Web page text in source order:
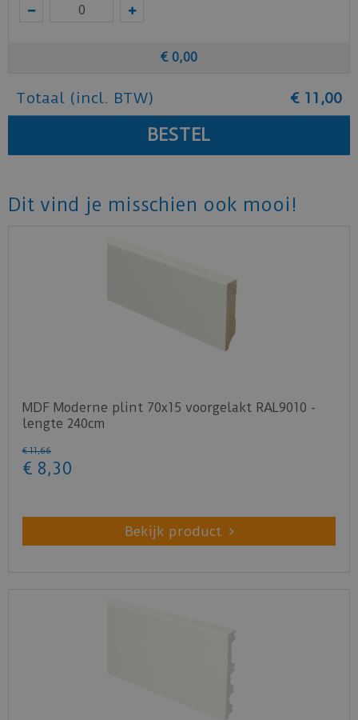
€ 0,00
Totaal (incl. BTW) € 11 ,00
Dit vind je misschien ook mooi!
MDF Moderne plint 70x15 voorgelakt RAL9010 -
lengte 240cm
€ 11,66
€ 8,30
Bekijk product